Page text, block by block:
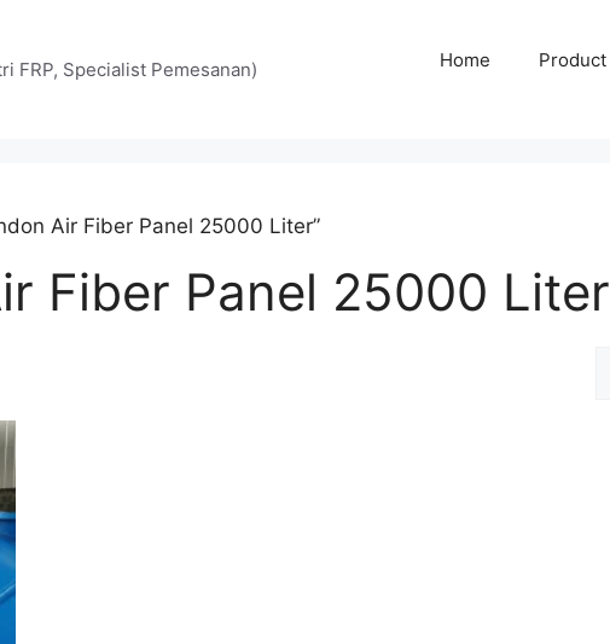
FRP, Specialist Pemesanan) Home Product
Air Fiber Panel 25000 Liter”
Fiber Panel 25000 Liter